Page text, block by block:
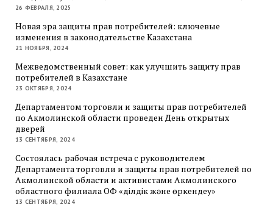
26 ФЕВРАЛЯ, 2025
Новая эра защиты прав потребителей: ключевые
изменения в законодательстве Казахстана
21 НОЯБРЯ, 2024
Межведомственный совет: как улучшить защиту прав
потребителей в Казахстане
23 ОКТЯБРЯ, 2024
Департаментом торговли и защиты прав потребителей
по Акмолинской области проведен День открытых
дверей
13 СЕНТЯБРЯ, 2024
Состоялась рабочая встреча с руководителем
Департамента торговли и защиты прав потребителей по
Акмолинской области и активистами Акмолинского
областного филиала ОФ «Әділдік және өркендеу»
13 СЕНТЯБРЯ, 2024